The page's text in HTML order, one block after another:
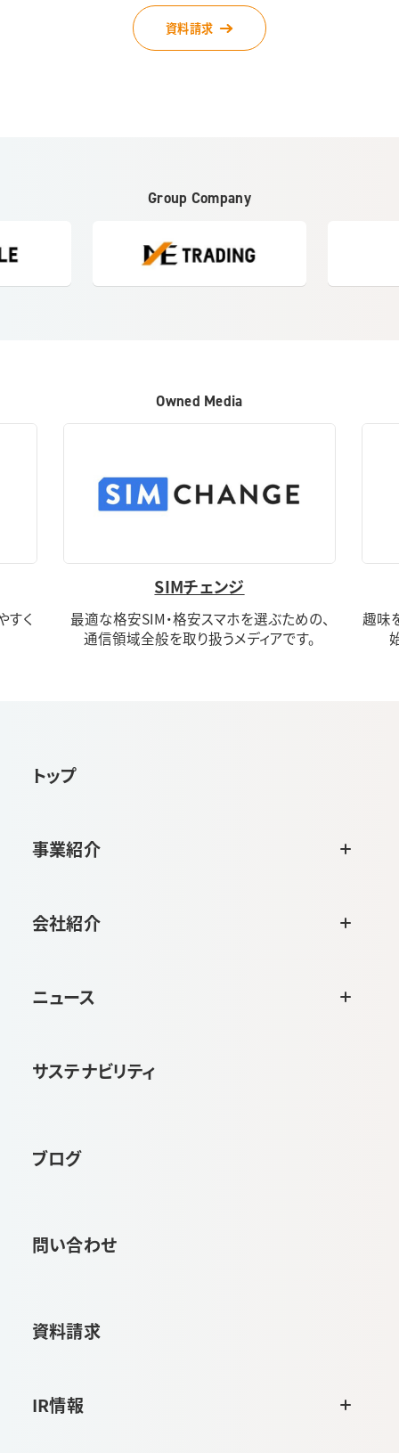
資料請求
Group Company
Owned Media
すく
SIMチェンジ
最適な格安SIM・格安スマホを選ぶための、
通信領域全般を取り扱うメディアです。
趣味
トップ
事業紹介
会社紹介
ニュース
サステナビリティ
ブログ
問い合わせ
資料請求
IR情報